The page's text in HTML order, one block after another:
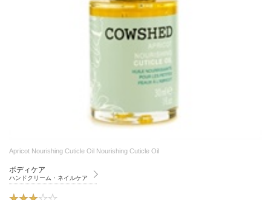
Apricot Nourishing Cuticle Oil Nourishing Cuticle Oil
ボディケア
ハンドクリーム・ネイルケア